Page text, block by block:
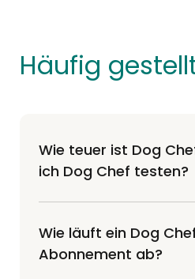
Häufig
Wie teuer ist Dog
ich Dog Chef testen?
Wie läuft ein Dog
Abonnement ab?